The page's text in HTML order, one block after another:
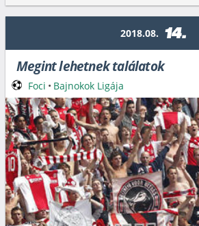
2018.08. 14.
Megint lehetnek találatok
Foci • Bajnokok Ligája